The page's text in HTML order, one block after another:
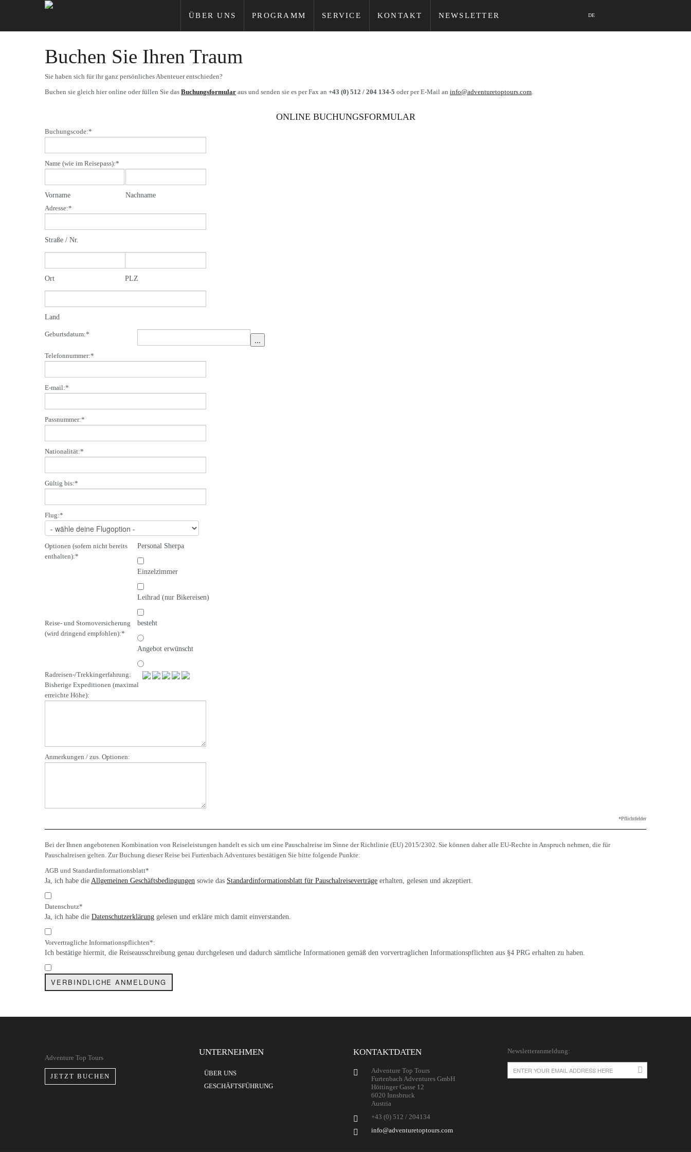
ÜBER UNS PROGRAMM SERVICE KONTAKT NEWSLETTER DE
Buchen Sie Ihren Traum
Sie haben sich für ihr ganz persönliches Abenteuer entschieden?
Buchen sie gleich hier online oder füllen Sie das Buchungsformular aus und senden sie es per Fax an +43 (0) 512 / 204 134-5 oder per E-Mail an info@adventuretoptours.com.
ONLINE BUCHUNGSFORMULAR
Buchungscode:*
Name (wie im Reisepass):*
Vorname
Nachname
Adresse:*
Straße / Nr.
Ort PLZ
Land
Geburtsdatum:*
Telefonnummer:*
E-mail:*
Passnummer:*
Nationalität:*
Gültig bis:*
Flug:*
Optionen (sofern nicht bereits
enthalten):*
Personal Sherpa
Einzelzimmer
Leihrad (nur Bikereisen)
Reise- und Stornoversicherung
(wird dringend empfohlen):*
besteht
Angebot erwünscht
Radreisen-/Trekkingerfahrung:
Bisherige Expeditionen (maximal
erreichte Höhe):
Anmerkungen / zus. Optionen:
*Pflichtfelder
Bei der Ihnen angebotenen Kombination von Reiseleistungen handelt es sich um eine Pauschalreise im Sinne der Richtlinie (EU) 2015/2302. Sie können daher alle EU-Rechte in Anspruch nehmen, die für
Pauschalreisen gelten. Zur Buchung dieser Reise bei Furtenbach Adventures bestätigen Sie bitte folgende Punkte:
AGB und Standardinformationsblatt*
Ja, ich habe die Allgemeinen Geschäftsbedingungen sowie das Standardinformationsblatt für Pauschalreiseverträge erhalten, gelesen und akzeptiert.
Datenschutz*
Ja, ich habe die Datenschutzerklärung gelesen und erkläre mich damit einverstanden.
Vorvertragliche Informationspflichten*:
Ich bestätige hiermit, die Reiseausschreibung genau durchgelesen und dadurch sämtliche Informationen gemäß den vorvertraglichen Informationspflichten aus §4 PRG erhalten zu haben.
Adventure Top Tours
JETZT BUCHEN
UNTERNEHMEN
ÜBER UNS
GESCHÄFTSFÜHRUNG
KONTAKTDATEN
Adventure Top Tours
Furtenbach Adventures GmbH
Höttinger Gasse 12
6020 Innsbruck
Austria
+43 (0) 512 / 204134
info@adventuretoptours.com
Newsletteranmeldung: